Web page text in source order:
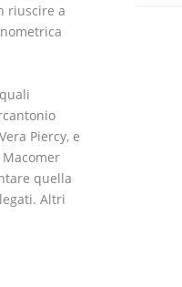
riuscire a
Piercy, e
quella
Altri